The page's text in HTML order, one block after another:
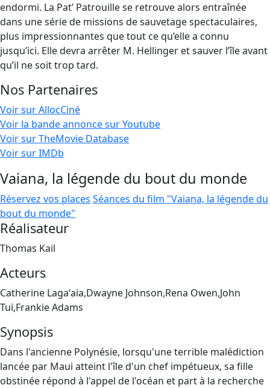
endormi. La Pat’ Patrouille se retrouve alors entraînée
dans une série de missions de sauvetage spectaculaires,
plus impressionnantes que tout ce qu’elle a connu
jusqu’ici. Elle devra arrêter M. Hellinger et sauver l’île avant
qu’il ne soit trop tard.
Nos Partenaires
Voir sur AllocCiné
Voir la bande annonce sur Youtube
Voir sur TheMovie Database
Voir sur IMDb
Vaiana, la légende du bout du monde
Réservez vos places Séances du film "Vaiana, la légende du
bout du monde"
Réalisateur
Thomas Kail
Acteurs
Catherine Lagaʻaia,Dwayne Johnson,Rena Owen,John
Tui,Frankie Adams
Synopsis
Dans l'ancienne Polynésie, lorsqu'une terrible malédiction
lancée par Maui atteint l'île d'un chef impétueux, sa fille
obstinée répond à l'appel de l'océan et part à la recherche